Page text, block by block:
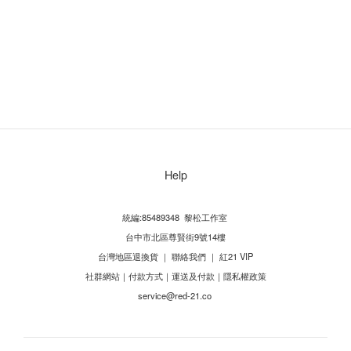
Help
統編:85489348 黎松工作室
台中市北區尊賢街9號14樓
台灣地區退換貨 ｜ 聯絡我們 ｜ 紅21 VIP
社群網站｜ 付款方式｜ 運送及付款 ｜ 隱私權政策
service@red-21.co